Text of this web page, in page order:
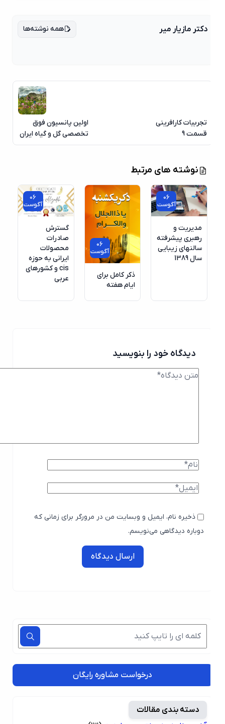
دکتر مازیار میر همه نوشته‌ها
تجربیات کارافرینی
قسمت 9
اولین پانسیون فوق
تخصصی گل و گیاه ایران
نوشته های مرتبط
06
آگوست
مدیریت و
رهبری پیشرفته
سالنهای زیبایی
06
آگوست
ذکر کامل برای
ایام هفته
06
آگوست
گسترش
صادرات
محصولات
ایرانی به حوزه
cis و کشورهای
دیدگاه خود را بنویسید
ذخیره نام، ایمیل و وبسایت من در مرورگر برای زمانی که
دوباره دیدگاهی می‌نویسم.
ارسال دیدگاه
درخواست مشاوره رایگان
دسته بندی مقالات